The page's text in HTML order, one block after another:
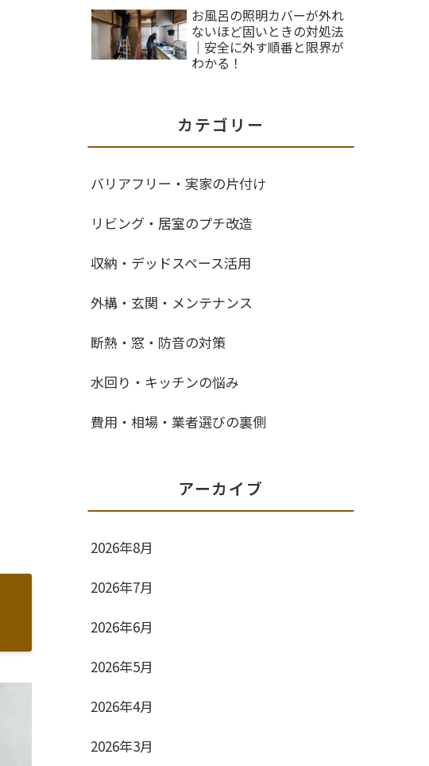
お風呂の照明カバーが外れ
ないほど固いときの対処法
｜安全に外す順番と限界が
わかる！
カテゴリー
バリアフリー・実家の片付け
リビング・居室のプチ改造
収納・デッドスペース活用
外構・玄関・メンテナンス
断熱・窓・防音の対策
水回り・キッチンの悩み
費用・相場・業者選びの裏側
アーカイブ
2026年8月
2026年7月
2026年6月
2026年5月
2026年4月
2026年3月